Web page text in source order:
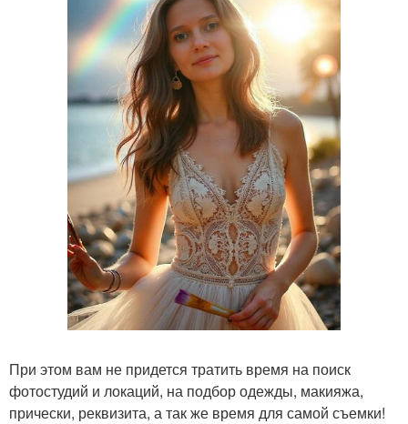
При этом вам не придется тратить время на поиск
фотостудий и локаций, на подбор одежды, макияжа,
прически, реквизита, а так же время для самой съемки!